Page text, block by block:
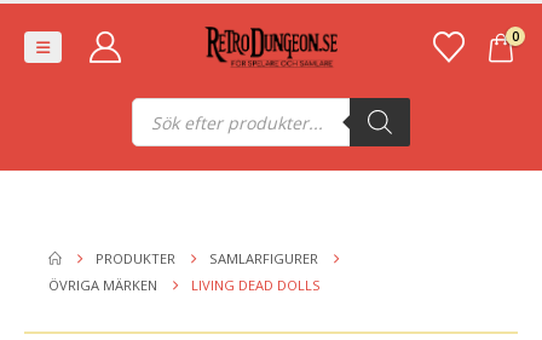
0
Produktsökning
PRODUKTER
SAMLARFIGURER
ÖVRIGA MÄRKEN
LIVING DEAD DOLLS